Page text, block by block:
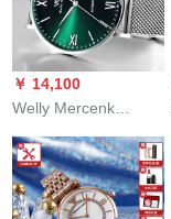
型欧米男性腕時計DW
0014
￥ 14,100
Welly Mercenk
WM腕时计男性2020
新型ファンシーは自
动的に透かした机械